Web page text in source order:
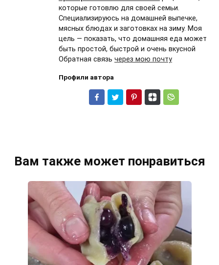
которые готовлю для своей семьи.
Специализируюсь на домашней выпечке,
мясных блюдах и заготовках на зиму. Моя
цель — показать, что домашняя еда может
быть простой, быстрой и очень вкусной
Обратная связь через мою почту
Профили автора
Вам также может понравиться